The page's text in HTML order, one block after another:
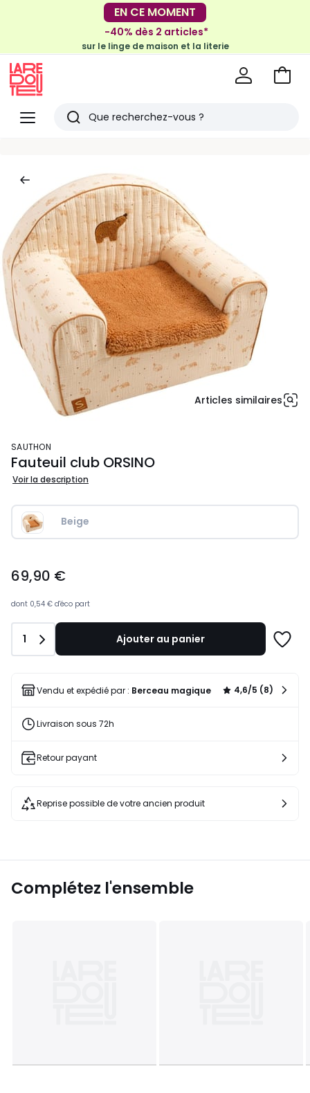
-30€ tous les 100€*
sur le meuble & la déco
EN CE MOMENT
-40% dès 2 articles*
sur le linge de maison et la literie
Menu
Redoute
Rechercher
vus
Voir
Articles similaires
SAUTHON
Fauteuil club ORSINO
Voir la description
Beige
€.
69,90 €
dont 0,54 € d'éco part
Quantité
1 Ajouter au panier
liste
Vendu et expédié par : Berceau magique 4,6/5 (8)
Livraison sous 72h
Retour payant
Reprise possible de votre ancien produit
Complétez l'ensemble